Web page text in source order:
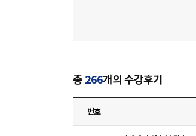
총266개의 수강후기
번호